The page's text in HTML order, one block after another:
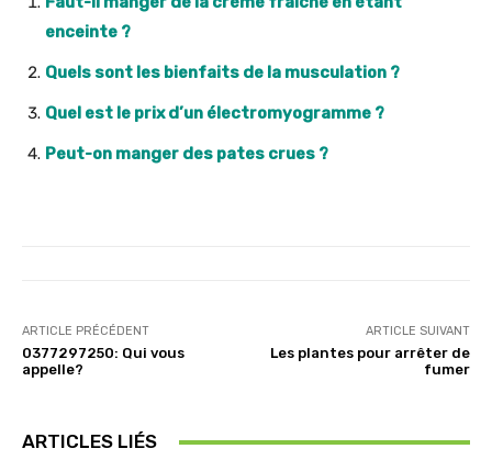
enceinte ?
Quels sont les bienfaits de la musculation ?
Quel est le prix d’un électromyogramme ?
Peut-on manger des pates crues ?
ARTICLE PRÉCÉDENT
0377297250: Qui vous
appelle?
ARTICLE SUIVANT
Les plantes pour arrêter de
fumer
ARTICLES LIÉS